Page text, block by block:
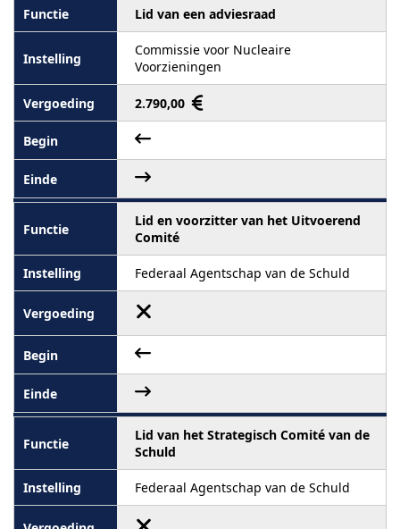
Lid van een adviesraad
Commissie voor Nucleaire
Voorzieningen
2.790,00
Lid en voorzitter van het Uitvoerend
Comité
Federaal Agentschap van de Schuld
Lid van het Strategisch Comité van de
Schuld
Federaal Agentschap van de Schuld